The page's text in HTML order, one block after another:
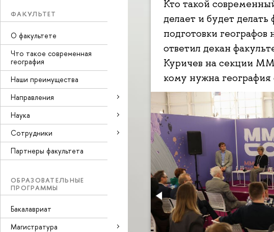
ФАКУЛЬТЕТ
О факультете
Что такое современная
география
Наши преимущества
Направления
Наука
Cотрудники
Партнеры факультета
ОБРАЗОВАТЕЛЬНЫЕ
ПРОГРАММЫ
Бакалавриат
Магистратура
Кто такой
делает и будет
подготовки
ответил декан
Куричев на секции
кому нужна география